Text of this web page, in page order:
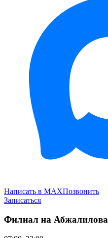
Написать в MAXПозвонить
Записаться
Филиал на Абжалилова